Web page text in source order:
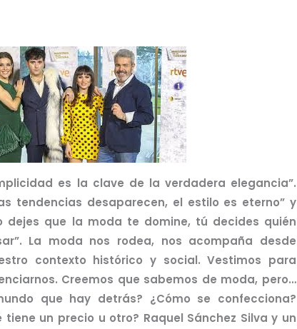
es la clave de la verdadera elegancia”.
tendencias desaparecen, el estilo es eterno” y
dejes que la moda te domine, tú decides quién
La moda nos rodea, nos acompaña desde
contexto histórico y social. Vestimos para
Creemos que sabemos de moda, pero…
que hay detrás? ¿Cómo se confecciona?
tiene un precio u otro? Raquel Sánchez Silva y un